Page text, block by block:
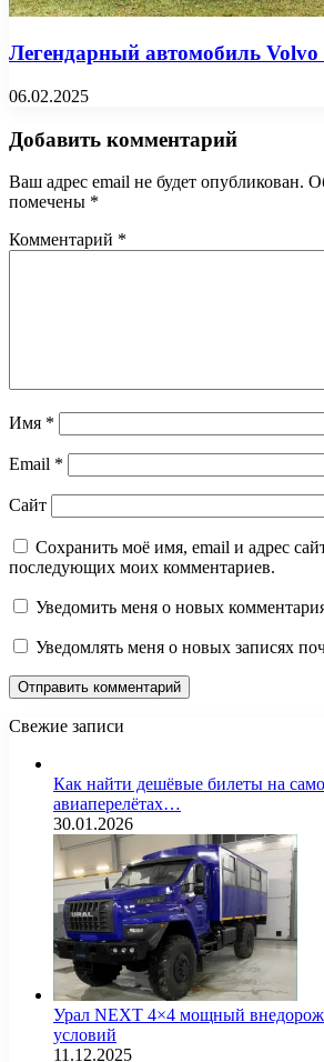
Легендарный автомобиль Volvo
06.02.2025
Добавить комментарий
Ваш адрес email не будет опубликован.
помечены *
Комментарий *
Имя *
Email *
Сайт
Сохранить моё имя, email и адрес
последующих моих комментариев.
Уведомить меня о новых
Уведомлять меня о новых записях
Свежие записи
Как найти дешёвые билеты на
авиаперелётах…
30.01.2026
Урал NEXT 4×4 мощный
условий
11.12.2025